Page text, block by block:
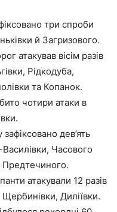
три спроби
й Загризового.
атакував вісім разів
Рідкодуба,
та Копанок.
чотири атаки в
дев’ять
Часового
Предтечиного.
атакували 12 разів
Диліївки.